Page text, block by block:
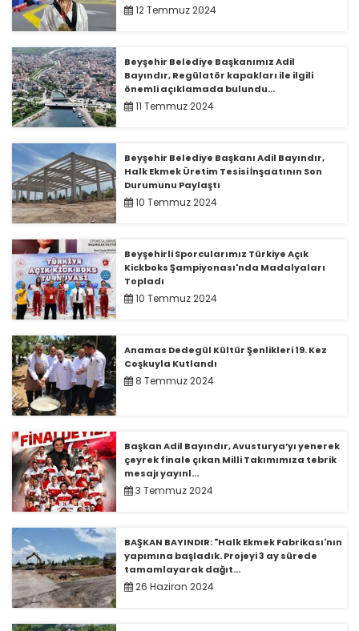
12 Temmuz 2024
Beyşehir Belediye Başkanımız Adil
Bayındır, Regülatör kapakları ile ilgili
önemli açıklamada bulundu...
11 Temmuz 2024
Beyşehir Belediye Başkanı Adil Bayındır,
Halk Ekmek Üretim Tesisi İnşaatının Son
Durumunu Paylaştı
10 Temmuz 2024
Beyşehirli Sporcularımız Türkiye Açık
Kickboks Şampiyonası'nda Madalyaları
Topladı
10 Temmuz 2024
Anamas Dedegül Kültür Şenlikleri 19. Kez
Coşkuyla Kutlandı
8 Temmuz 2024
Başkan Adil Bayındır, Avusturya’yı yenerek
çeyrek finale çıkan Milli Takımımıza tebrik
mesajı yayınl...
3 Temmuz 2024
BAŞKAN BAYINDIR: "Halk Ekmek Fabrikası'nın
yapımına başladık. Projeyi 3 ay sürede
tamamlayarak dağıt...
26 Haziran 2024